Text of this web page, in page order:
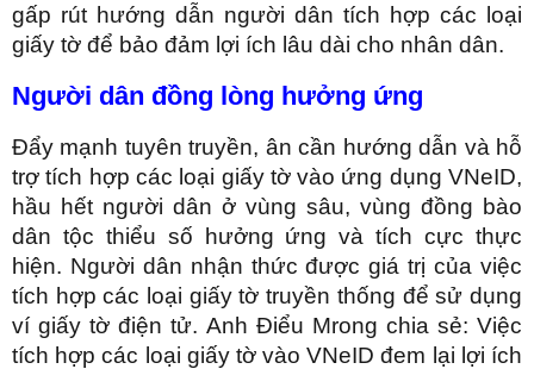
gấp rút hướng dẫn người dân tích hợp các loại
giấy tờ để bảo đảm lợi ích lâu dài cho nhân dân.
Người dân đồng lòng hưởng ứng
Đẩy mạnh tuyên truyền, ân cần hướng dẫn và hỗ
trợ tích hợp các loại giấy tờ vào ứng dụng VNeID,
hầu hết người dân ở vùng sâu, vùng đồng bào
dân tộc thiểu số hưởng ứng và tích cực thực
hiện. Người dân nhận thức được giá trị của việc
tích hợp các loại giấy tờ truyền thống để sử dụng
ví giấy tờ điện tử. Anh Điểu Mrong chia sẻ: Việc
tích hợp các loại giấy tờ vào VNeID đem lại lợi ích